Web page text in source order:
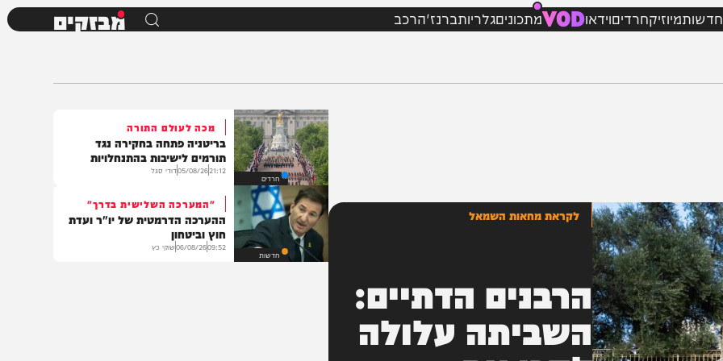
מיוזיקחרדיםוידאוVODמתכוניםגלריותברנז'הרכב
מבזקים
לקראת מחאות השמאל
הרבנים הדתיים:
השביתה עלולה
חרדים
מכה לעולם התורה
בריטניה פתחה בחקירה נגד
תורמים לישיבות בהתנחלויות
05/08/26 דודי סגל
"המערכה השלישית בדרך"
ההערכה הדרמטית של יו"ר ועדת
חוץ וביטחון
09:52